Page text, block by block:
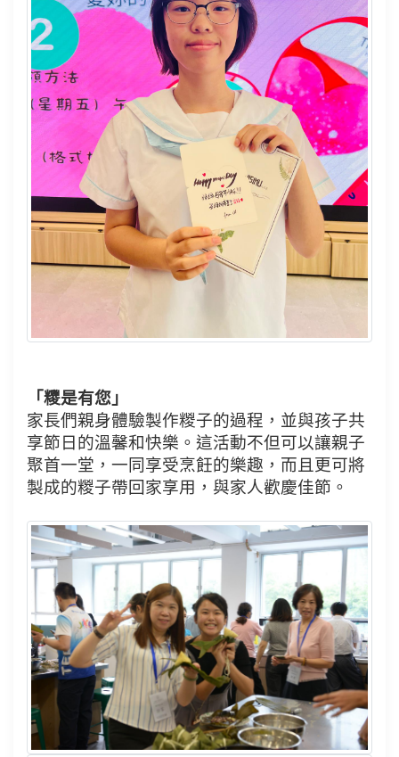
「糭是有您」
家長們親身體驗製作糉子的過程，並與孩子共
享節日的溫馨和快樂。這活動不但可以讓親子
聚首一堂，一同享受烹飪的樂趣，而且更可將
製成的糉子帶回家享用，與家人歡慶佳節。